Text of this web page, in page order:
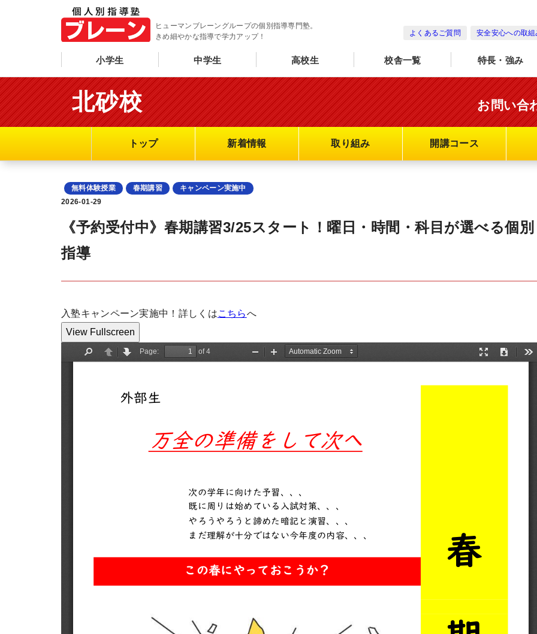
ヒューマンブレーングループの個別指導専門塾。
きめ細やかな指導で学力アップ！
よくあるご質問 安全安心への取組
小学生 中学生 高校生 校舎一覧 特長・強み
北砂校 お問い合
トップ 新着情報 取り組み 開講コース
無料体験授業 春期講習
キャンペーン実施中
2026-01-29
《予約受付中》春期講習3/25スタート！曜日・時間・科目が選べる個別
指導
入塾キャンペーン実施中！詳しくはこちらへ
View Fullscreen